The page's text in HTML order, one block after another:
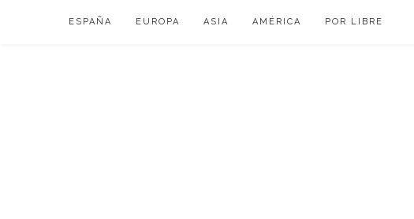
ESPAÑA EUROPA ASIA AMÉRICA POR LIBRE